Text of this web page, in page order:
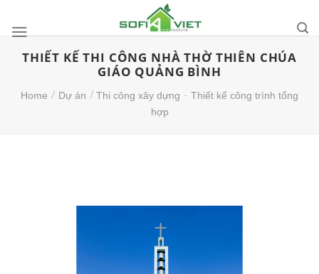
content
THIẾT KẾ THI CÔNG NHÀ THỜ THIÊN CHÚA
GIÁO QUẢNG BÌNH
Home / Dự án / Thi công xây dựng - Thiết kế công trình tổng
hợp